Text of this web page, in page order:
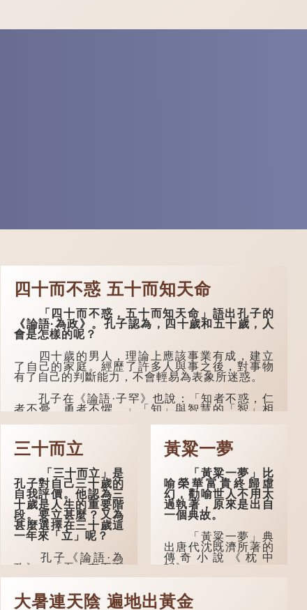
四十而不惑 五十而知天命
「四十而不惑，五十而知天命」語出孔子的
《論語·為政》。孔子認為，四十歲和五十歲，人
會是怎樣的呢？
四十歲的男人，理論上應該事業有成，建立
了自己的家庭。經歷了許多人與事之後，對事物
有了自己的判斷能力，不會輕易為表象所迷惑。
孔子在《論語·子罕》也說：「知者不惑，仁
者不憂，勇者不懼。」「知」與智慧的「智」相
三十而立
「三十而立」是
孔子對自己三十歲的
自我評價。他認為三
十歲是人生的重要階
段。要立甚麼？又為
甚麼選擇在三十歲這
一年來「立」呢？
孔子《論語·為
政》：「吾十有五而
志於學，三十而立，
知天命，六十而耳
黃粱一夢
「黃粱一夢」比
喻榮華富貴終歸虛
幻，勸喻世人不用太
過執著，原來是出自
一個典故。
「黃粱一夢」典
出唐代沈既濟所著的
傳奇小說《枕中
記》。
唐朝開元年間，有一
大暑連天陰 遍地出黃金